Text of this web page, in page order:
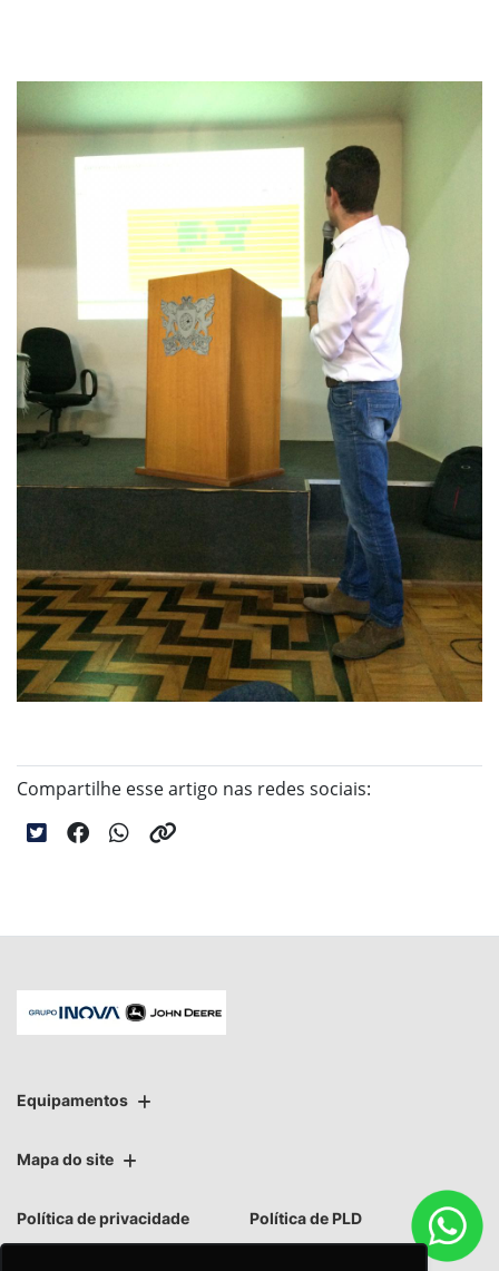
Compartilhe esse artigo nas redes sociais:
Equipamentos
Mapa do site
Política de privacidade Política de PLD